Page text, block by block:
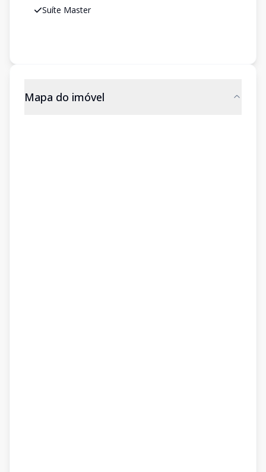
Suíte Master
Mapa do imóvel